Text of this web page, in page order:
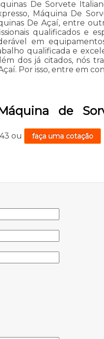
De Sorvete
Máquina De
De Açaí, entre
qualificados e
em
qualificada e
dos já citados, nós
Por isso, entre em
de
ou faça uma cotação